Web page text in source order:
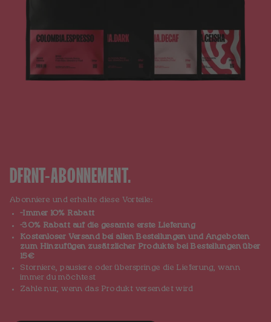
DFRNT-ABONNEMENT.
Abonniere und erhalte diese Vorteile:
-Immer 10% Rabatt
-30% Rabatt auf die gesamte erste Lieferung
Kostenloser Versand bei allen Bestellungen und Angeboten
zum Hinzufügen zusätzlicher Produkte bei Bestellungen über
15€
Storniere, pausiere oder überspringe die Lieferung, wann
immer du möchtest
Zahle nur, wenn das Produkt versendet wird